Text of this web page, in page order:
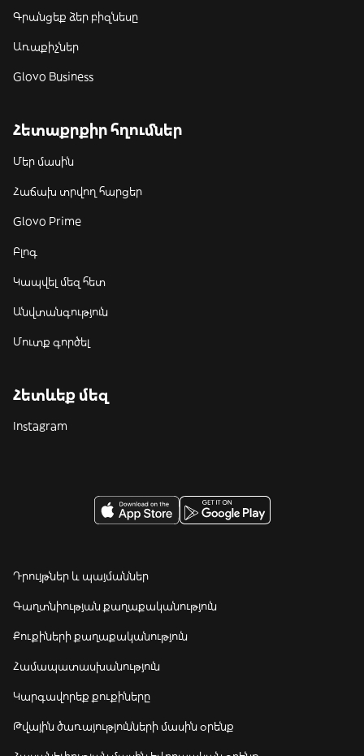
Գրանցեք ձեր բիզնեսը
Առաքիչներ
Glovo Business
Հետաքրքիր հղումներ
Մեր մասին
Հաճախ տրվող հարցեր
Glovo Prime
Բլոգ
Կապվել մեզ հետ
Անվտանգություն
Մուտք գործել
Հետևեք մեզ
Instagram
Դրույթներ և պայմաններ
Գաղտնիության քաղաքականություն
Քուքիների քաղաքականություն
Համապատասխանություն
Կարգավորեք քուքիները
Թվային ծառայությունների մասին օրենք